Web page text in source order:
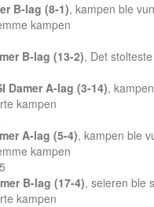
B-lag (8-1), kampen ble
kampen
B-lag (13-2), Det
Damer A-lag (3-14),
kampen
A-lag (5-4), kampen ble
kampen
B-lag (17-4), seieren ble
kampen